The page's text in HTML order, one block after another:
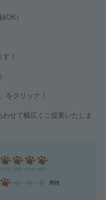
）
！
をクリック！
せて幅広くご提案いたしま
男性